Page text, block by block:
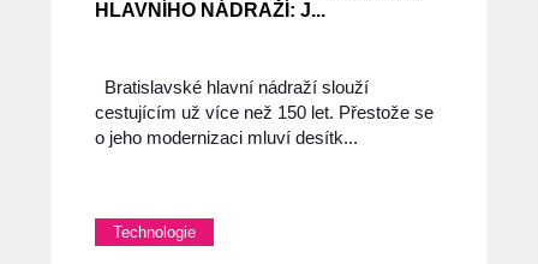
HLAVNÍHO NÁDRAŽÍ: J...
Bratislavské hlavní nádraží slouží
cestujícím už více než 150 let. Přestože se
o jeho modernizaci mluví desítk...
Technologie